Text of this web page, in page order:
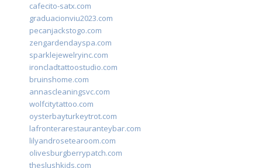
cafecito-satx.com
graduacionviu2023.com
pecanjackstogo.com
zengardendayspa.com
sparklejewelryinc.com
ironcladtattoostudio.com
bruinshome.com
annascleaningsvc.com
wolfcitytattoo.com
oysterbayturkeytrot.com
lafronterarestauranteybar.com
lilyandrosetearoom.com
olivesburgberrypatch.com
theslushkids.com